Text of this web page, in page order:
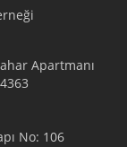
Apartmanı
No: 106